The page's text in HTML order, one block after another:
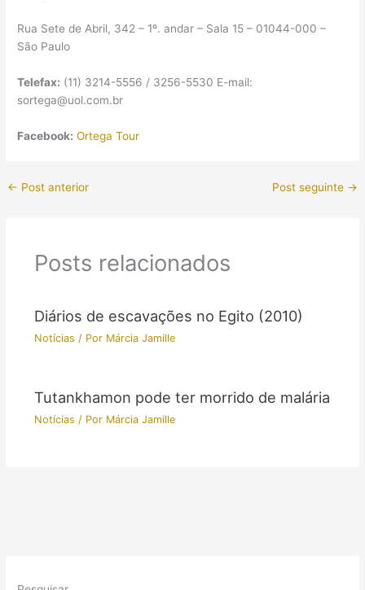
Rua Sete de Abril, 342 – 1º. andar – Sala 15 – 01044-000 –
São Paulo
Telefax: (11) 3214-5556 / 3256-5530 E-mail:
sortega@uol.com.br
Facebook: Ortega Tour
← Post anterior Post seguinte →
Posts relacionados
Diários de escavações no Egito (2010)
Notícias / Por Márcia Jamille
Tutankhamon pode ter morrido de malária
Notícias / Por Márcia Jamille